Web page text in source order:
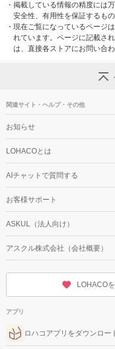
・ 掲載している情報の精度には
安全性、有用性を保証するもの
・ 現在ご覧になっているページ
れています。ページに記載さ
は、直接各ストアにお問い合わ
関連サイト・ヘルプ・その他
お知らせ
LOHACOとは
AIチャットで質問する
お客様サポート
ASKUL（法人向け）
アスクル株式会社（会社概要）
LOHACO
アプリ
ロハコアプリをダウンロー